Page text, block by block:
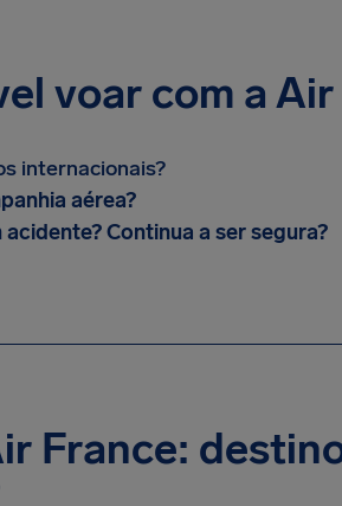
voar com a
internacionais?
aérea?
Continua a ser segura?
France: